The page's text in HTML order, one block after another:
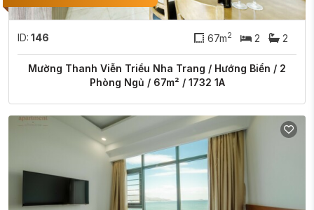
ID: 146 67m2 2 2
Mường Thanh Viễn Triều Nha Trang / Hướng Biển / 2
Phòng Ngủ / 67m² / 1732 1A